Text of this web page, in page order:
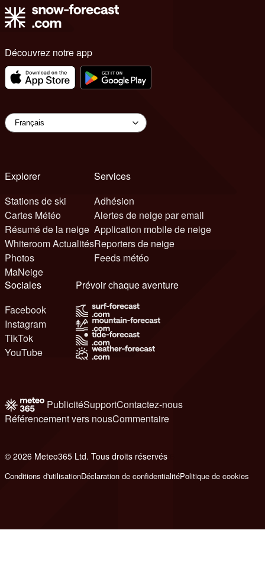
Découvrez notre app
Explorer
Stations de ski
Cartes Météo
Résumé de la neige
Whiteroom Actualités
Photos
MaNeige
Services
Adhésion
Alertes de neige par email
Application mobile de neige
Reporters de neige
Feeds météo
Sociales
Facebook
Instagram
TikTok
YouTube
Prévoir chaque aventure
PublicitéSupportContactez-nous
Référencement vers nousCommentaire
© 2026 Meteo365 Ltd. Tous droits réservés
Conditions d'utilisationDéclaration de confidentialitéPolitique de cookies